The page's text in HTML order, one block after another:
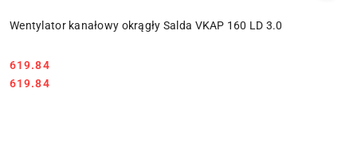
Wentylator kanałowy okrągły Salda VKAP 160 LD 3.0
Cena:
619.84
Cena:
619.84